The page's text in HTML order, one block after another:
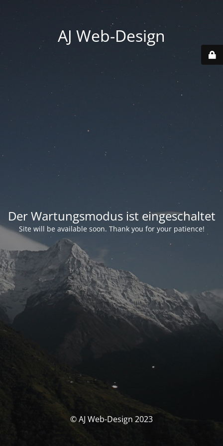
AJ Web-Design
Der Wartungsmodus ist eingeschaltet
Site will be available soon. Thank you for your patience!
© AJ Web-Design 2023